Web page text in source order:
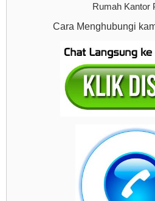
Rumah Kantor
Cara Menghubungi